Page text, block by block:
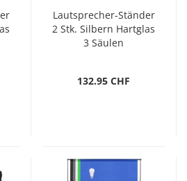
Lautsprecher-Ständer
2 Stk. Silbern Hartglas
3 Säulen
132.95 CHF